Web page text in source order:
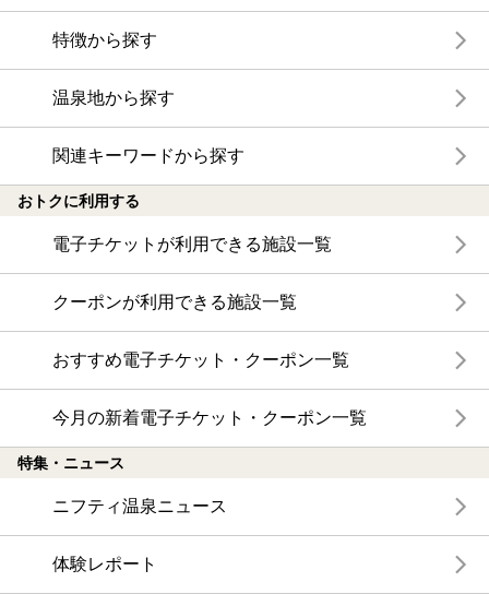
特徴から探す
温泉地から探す
関連キーワードから探す
おトクに利用する
電子チケットが利用できる施設一覧
クーポンが利用できる施設一覧
おすすめ電子チケット・クーポン一覧
今月の新着電子チケット・クーポン一覧
特集・ニュース
ニフティ温泉ニュース
体験レポート